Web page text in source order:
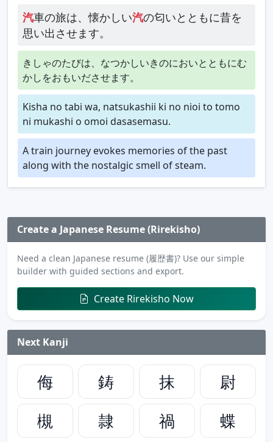
汽車の旅は、懐かしい汽の匂いとともに昔を
思い出させます。
きしゃのたびは、なつかしいきのにおいとともにむ
かしをおもいださせます。
Kisha no tabi wa, natsukashii ki no nioi to tomo
ni mukashi o omoi dasasemasu.
A train journey evokes memories of the past
along with the nostalgic smell of steam.
Create a Japanese Resume (Rirekisho)
Need a clean Japanese resume (履歴書)? Use our simple
builder with guided sections and export.
Create Rirekisho Now
Next Kanji
侮 鋳 抹
尉
槻
隷 禍
蝶